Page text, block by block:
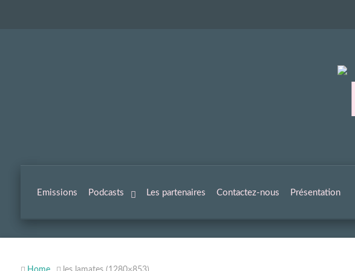
Emissions Podcasts Les partenaires Contactez-nous Présentation